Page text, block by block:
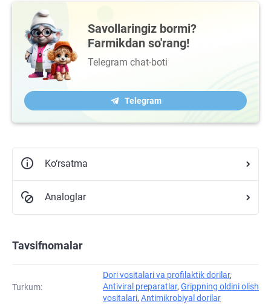
Savollaringiz bormi?
Farmikdan so'rang!
Telegram chat-boti
Telegram
Ko‘rsatma
Analoglar
Tavsifnomalar
Turkum:
Dori vositalari va profilaktik dorilar,
Antiviral preparatlar, Grippning oldini olish
vositalari, Antimikrobiyal dorilar